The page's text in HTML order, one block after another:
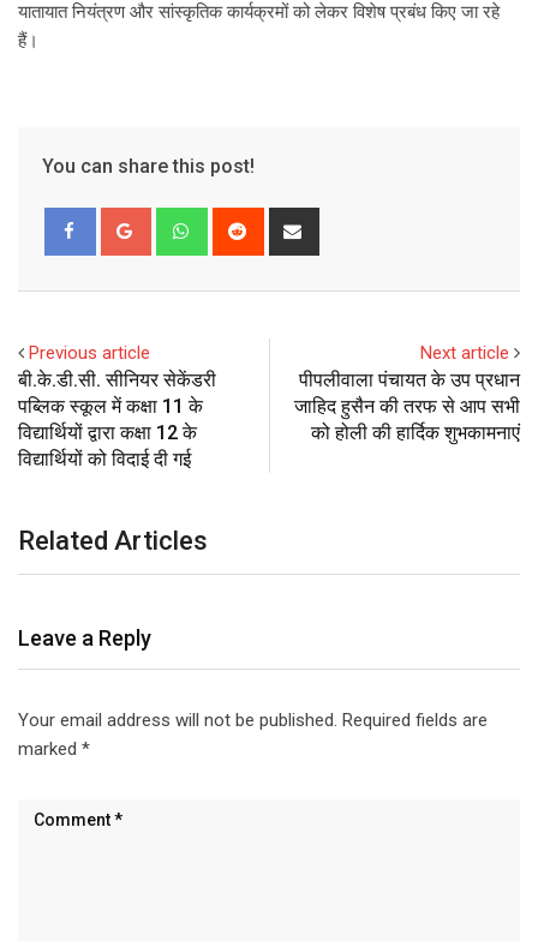
यातायात नियंत्रण और सांस्कृतिक कार्यक्रमों को लेकर विशेष प्रबंध किए जा रहे
हैं।
You can share this post!
WhatsappReddit
Previous article
बी.के.डी.सी. सीनियर सेकेंडरी
पब्लिक स्कूल में कक्षा 11 के
विद्यार्थियों द्वारा कक्षा 12 के
विद्यार्थियों को विदाई दी गई
Next article
पीपलीवाला पंचायत के उप प्रधान
जाहिद हुसैन की तरफ से आप सभी
को होली की हार्दिक शुभकामनाएं
Related Articles
Leave a Reply
Your email address will not be published. Required fields are
marked *